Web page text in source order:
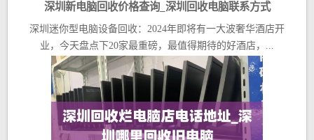
深圳新电脑回收价格查询_深圳回收电脑联系方式
深圳迷你型电脑设备回收：2024年即将有一大波奢华酒店开
业，今天盘点下20家最重磅，最值得期待的好酒店，...